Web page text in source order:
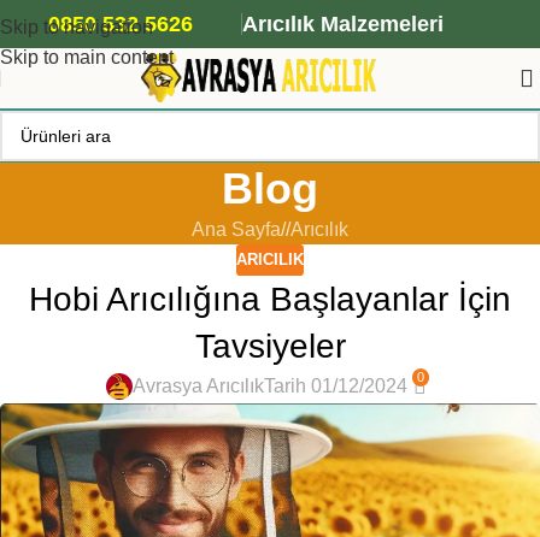
Skip to navigation
Skip to main content
ANA ARI SİPARİŞİ İÇİN TIKLAYIN
0850 532 5626 Arıcılık Malzemeleri
Blog
Ana Sayfa/ Arıcılık
ARICILIK
Hobi Arıcılığına Başlayanlar İçin
Tavsiyeler
Avrasya ArıcılıkTarih 01/12/2024 0